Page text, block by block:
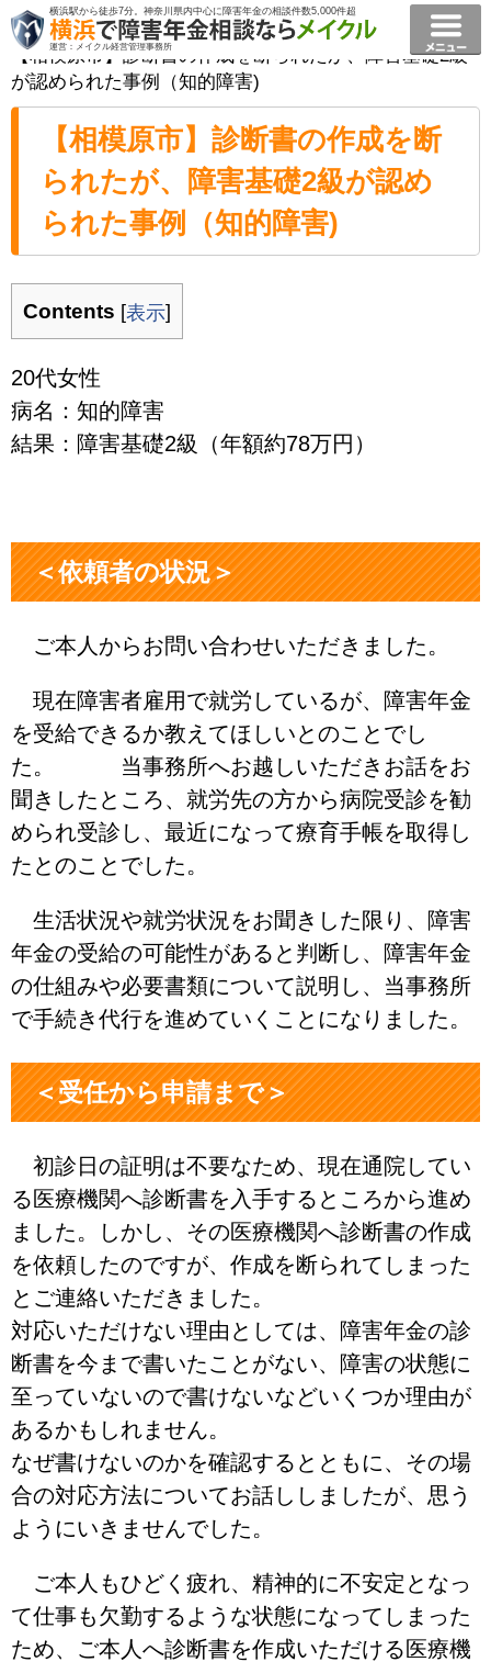
横浜駅から徒歩7分。神奈川県内中心に障害年金の相談件数5,000件超
運営：メイクル経営管理事務所
横浜で障害年金相談ならメイクル障害年金横浜 事例
【相模原市】診断書の作成を断られたが、障害基礎2級
が認められた事例（知的障害)
【相模原市】診断書の作成を断
られたが、障害基礎2級が認め
られた事例（知的障害)
Contents [表示]
20代女性
病名：知的障害
結果：障害基礎2級（年額約78万円）
＜依頼者の状況＞
ご本人からお問い合わせいただきました。
現在障害者雇用で就労しているが、障害年金
を受給できるか教えてほしいとのことでし
た。 当事務所へお越しいただきお話をお
聞きしたところ、就労先の方から病院受診を勧
められ受診し、最近になって療育手帳を取得し
たとのことでした。
生活状況や就労状況をお聞きした限り、障害
年金の受給の可能性があると判断し、障害年金
の仕組みや必要書類について説明し、当事務所
で手続き代行を進めていくことになりました。
＜受任から申請まで＞
初診日の証明は不要なため、現在通院してい
る医療機関へ診断書を入手するところから進め
ました。しかし、その医療機関へ診断書の作成
を依頼したのですが、作成を断られてしまった
とご連絡いただきました。
対応いただけない理由としては、障害年金の診
断書を今まで書いたことがない、障害の状態に
至っていないので書けないなどいくつか理由が
あるかもしれません。
なぜ書けないのかを確認するとともに、その場
合の対応方法についてお話ししましたが、思う
ようにいきませんでした。
ご本人もひどく疲れ、精神的に不安定となっ
て仕事も欠勤するような状態になってしまった
ため、ご本人へ診断書を作成いただける医療機